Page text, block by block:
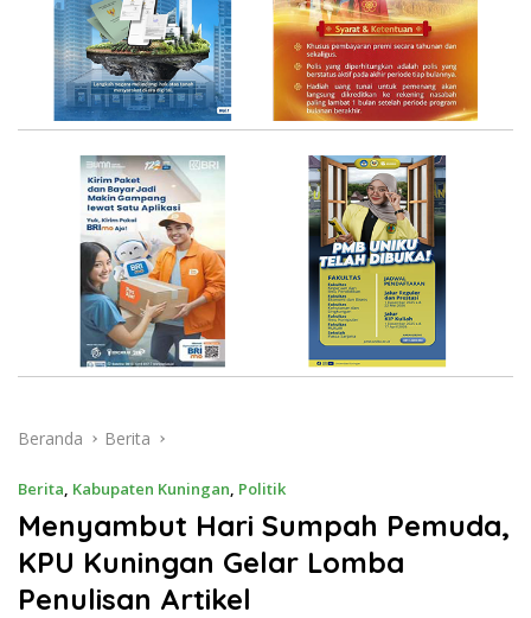
Beranda Berita
Berita, Kabupaten Kuningan, Politik
Menyambut Hari Sumpah Pemuda,
KPU Kuningan Gelar Lomba
Penulisan Artikel